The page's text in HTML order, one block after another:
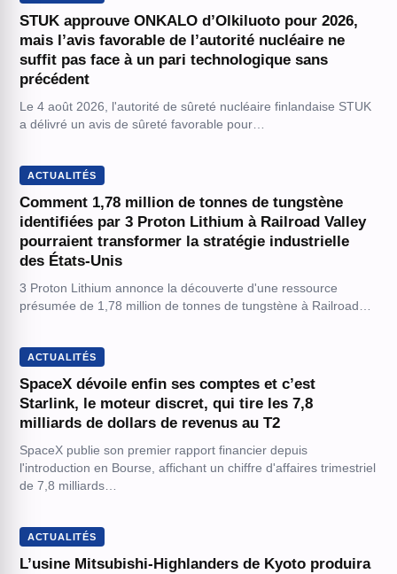
STUK approuve ONKALO d’Olkiluoto pour 2026,
mais l’avis favorable de l’autorité nucléaire ne
suffit pas face à un pari technologique sans
précédent
Le 4 août 2026, l'autorité de sûreté nucléaire finlandaise STUK
a délivré un avis de sûreté favorable pour…
ACTUALITÉS
Comment 1,78 million de tonnes de tungstène
identifiées par 3 Proton Lithium à Railroad Valley
pourraient transformer la stratégie industrielle
des États-Unis
3 Proton Lithium annonce la découverte d'une ressource
présumée de 1,78 million de tonnes de tungstène à Railroad…
ACTUALITÉS
SpaceX dévoile enfin ses comptes et c’est
Starlink, le moteur discret, qui tire les 7,8
milliards de dollars de revenus au T2
SpaceX publie son premier rapport financier depuis
l'introduction en Bourse, affichant un chiffre d'affaires trimestriel
de 7,8 milliards…
ACTUALITÉS
L’usine Mitsubishi-Highlanders de Kyoto produira